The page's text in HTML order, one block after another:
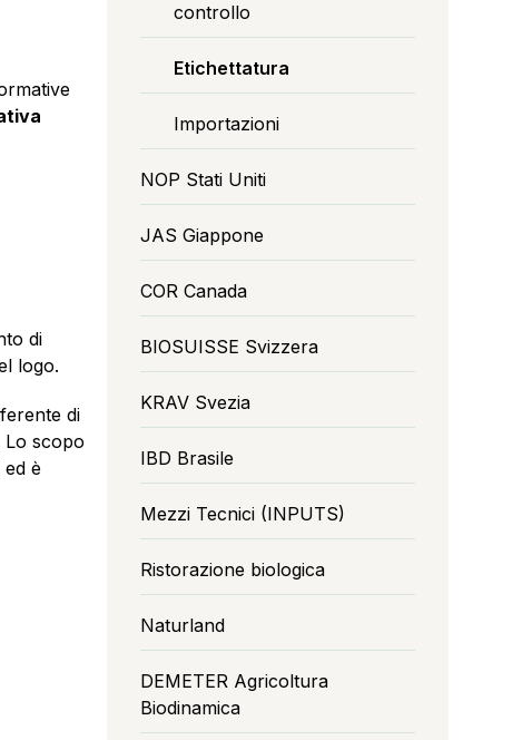
di
logo.
di
Lo scopo
ed è
controllo
Etichettatura
Importazioni
NOP Stati Uniti
JAS Giappone
COR Canada
BIOSUISSE Svizzera
KRAV Svezia
IBD Brasile
Mezzi Tecnici (INPUTS)
Ristorazione biologica
Naturland
DEMETER Agricoltura
Biodinamica